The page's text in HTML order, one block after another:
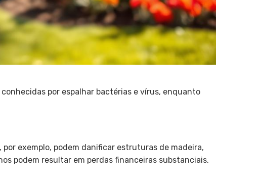
conhecidas por espalhar bactérias e vírus, enquanto
, por exemplo, podem danificar estruturas de madeira,
podem resultar em perdas financeiras substanciais.